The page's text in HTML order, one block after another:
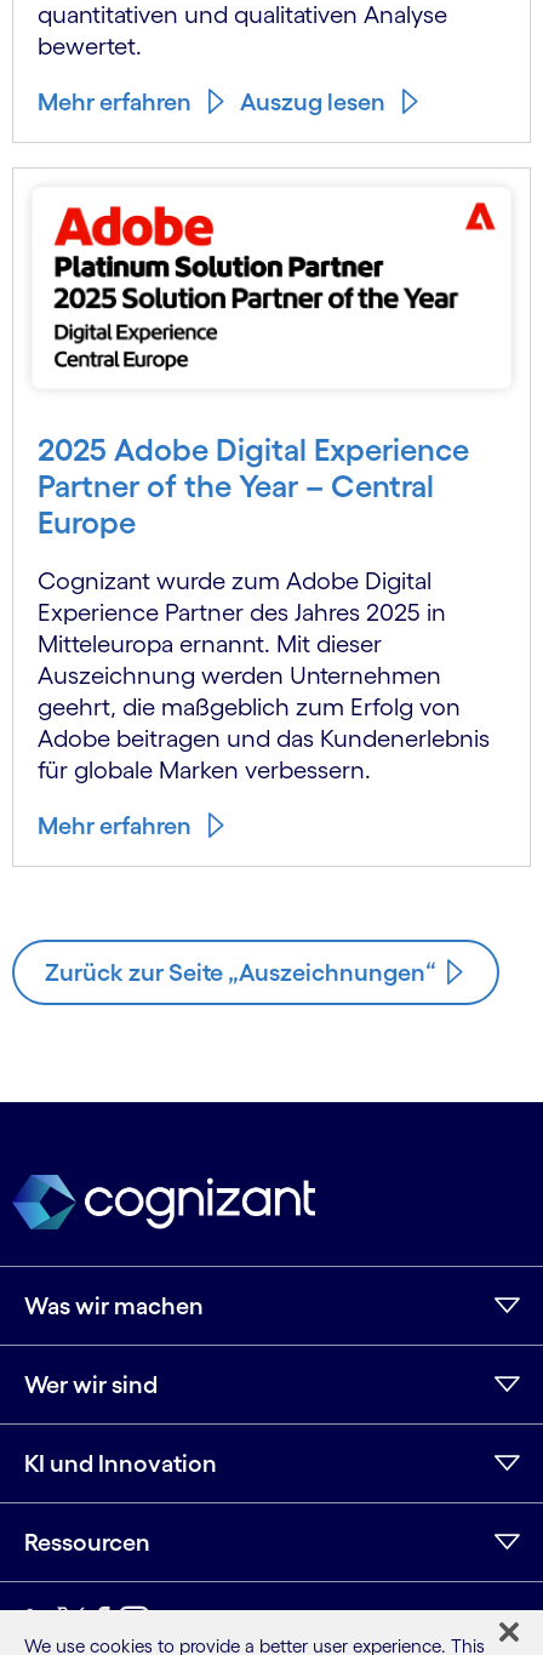
quantitativen und qualitativen Analyse
bewertet.
Mehr erfahren Auszug lesen
2025 Adobe Digital Experience
Partner of the Year – Central
Europe
Cognizant wurde zum Adobe Digital
Experience Partner des Jahres 2025 in
Mitteleuropa ernannt. Mit dieser
Auszeichnung werden Unternehmen
geehrt, die maßgeblich zum Erfolg von
Adobe beitragen und das Kundenerlebnis
für globale Marken verbessern.
Mehr erfahren
Zurück zur Seite „Auszeichnungen“
Was wir machen
Wer wir sind
KI und Innovation
Ressourcen
We use cookies to provide a better user experience. This